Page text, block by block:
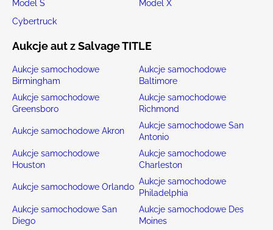
Model S
Model X
Cybertruck
Aukcje aut z Salvage TITLE
Aukcje samochodowe
Birmingham
Aukcje samochodowe
Baltimore
Aukcje samochodowe
Greensboro
Aukcje samochodowe
Richmond
Aukcje samochodowe Akron
Aukcje samochodowe San
Antonio
Aukcje samochodowe
Houston
Aukcje samochodowe
Charleston
Aukcje samochodowe Orlando
Aukcje samochodowe
Philadelphia
Aukcje samochodowe San
Diego
Aukcje samochodowe Des
Moines